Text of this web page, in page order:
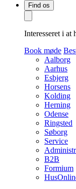
Find os
Interesseret i at
Book møde
Aalborg
Aarhus
Esbjerg
Horsens
Kolding
Herning
Odense
Ringsted
Søborg
Service
B2B
Formium